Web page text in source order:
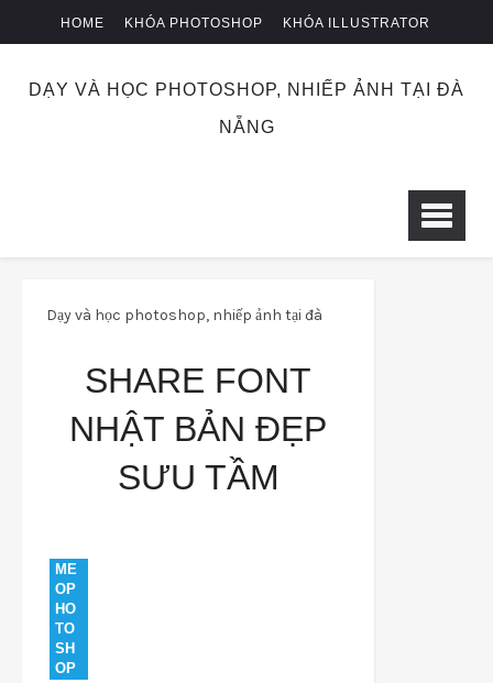
HOME KHÓA PHOTOSHOP KHÓA ILLUSTRATOR
DẠY VÀ HỌC PHOTOSHOP, NHIẾP ẢNH TẠI ĐÀ
NẴNG
Dạy và học photoshop, nhiếp ảnh tại đà
meophotoshop Share font nhật
SHARE FONT
NHẬT BẢN ĐẸP
SƯU TẦM
ME
OP
HO
TO
SH
OP